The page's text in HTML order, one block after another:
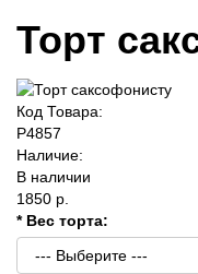
Торт
Код Товара:
P4857
Наличие:
В наличии
1850 р.
* Вес торта: